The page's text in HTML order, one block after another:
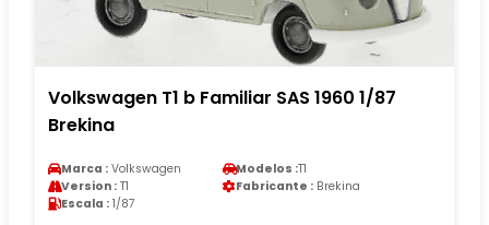
Volkswagen T1 b Familiar SAS 1960 1/87
Brekina
Marca : Volkswagen Modelos :T1
Version : T1 Fabricante : Brekina
Escala : 1/87